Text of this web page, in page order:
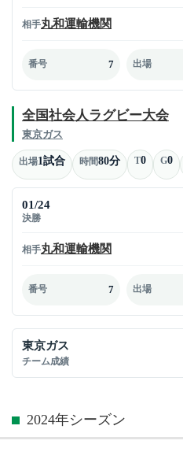
相手丸和運輸機関
番号 7 出場
全国社会人ラグビー大会
東京ガス
出場1試合 時間80分 T0 G0
01/24
決勝
相手丸和運輸機関
番号 7 出場
東京ガス
チーム成績
2024年シーズン